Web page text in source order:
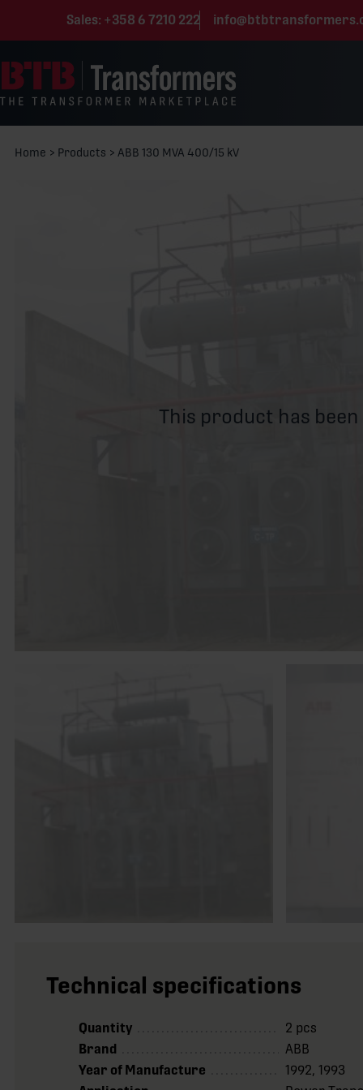
Sales: +358 6 7210 222
Home > Products > ABB 130 MVA 400/15 kV
This product has been
Technical specifications
Quantity
2 pcs
Brand
ABB
Year of Manufacture
1992, 1993